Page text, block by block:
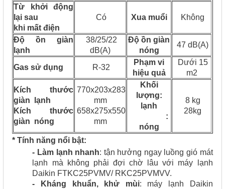
Từ khởi động
lại sau
khi mất điện
Có Xua muổi Không
Độ ồn giàn
lạnh
38/25/22
dB(A)
Độ ồn giàn
nóng
47 dB(A)
Gas sử dụng R-32
Phạm vi
hiệu quả
Dưới 15
m2
Kích thước
giàn lạnh
Kích thước
giàn nóng
770x203x283
mm
658x275x550
mm
Khối
lượng:
lạnh
:
nóng
8 kg
28kg
* Tính năng nổi bật:
- Làm lạnh nhanh: tận hưởng ngay luồng gió mát
lạnh mà không phải đợi chờ lâu với máy lạnh
Daikin FTKC25PVMV/ RKC25PVMVV.
- Kháng khuẩn, khử mùi: máy lạnh Daikin